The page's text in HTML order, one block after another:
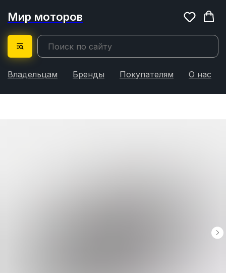
Мир моторов
Владельцам Бренды Покупателям О нас